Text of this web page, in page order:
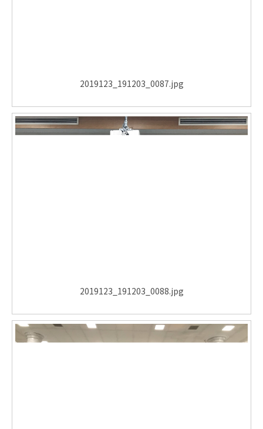
2019123_191203_0087.jpg
2019123_191203_0088.jpg